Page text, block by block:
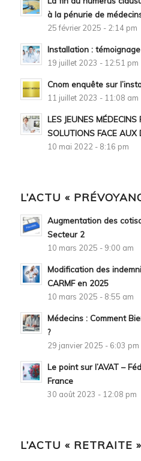
à la pénurie de
25 février 2025 - 2:14 pm
Installation :
19 juillet 2023 - 12:51 pm
Cnom enquête sur
11 juillet 2023 - 11:08 am
LES JEUNES
SOLUTIONS FACE AUX
10 mai 2022 - 8:16 pm
L’ACTU «
Augmentation des
Secteur 2
10 mars 2025 - 9:00 am
Modification des
CARMF en 2025
10 mars 2025 - 8:55 am
Médecins : Comment
?
29 janvier 2025 - 6:03 pm
Le point sur l’AVAT –
France
30 août 2023 - 12:08 pm
L’ACTU « RETRAITE »